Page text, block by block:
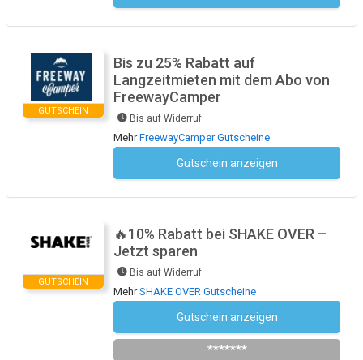
GUTSCHEIN
Bis zu 25% Rabatt auf
Langzeitmieten mit dem Abo von
FreewayCamper
Bis auf Widerruf
MehrFreewayCamper Gutscheine
Gutschein anzeigen
GUTSCHEIN
🔥10% Rabatt bei SHAKE OVER –
Jetzt sparen
Bis auf Widerruf
MehrSHAKE OVER Gutscheine
Gutschein anzeigen
*******